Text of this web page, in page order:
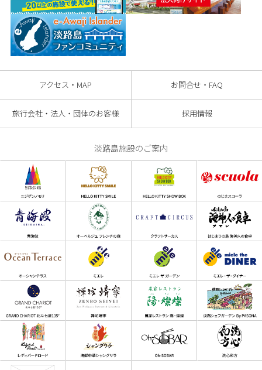
アクセス・MAP お問合せ・FAQ
旅行会社・法人・団体のお客様 採用情報
淡路島施設のご案内